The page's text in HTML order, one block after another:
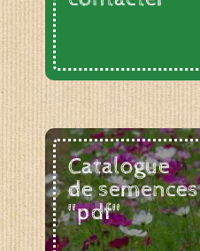
Catalogue
de semences
"pdf"